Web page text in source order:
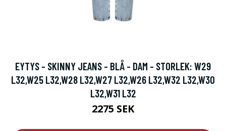
EYTYS - SKINNY JEANS - BLÅ - DAM - STORLEK: W29
L32,W25 L32,W28 L32,W27 L32,W26 L32,W32 L32,W30
L32,W31 L32
2275 SEK